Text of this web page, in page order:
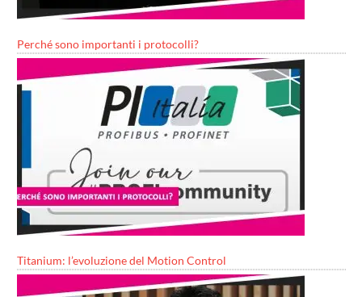
Perché sono importanti i protocolli?
Titanium: l’evoluzione del Motion Control